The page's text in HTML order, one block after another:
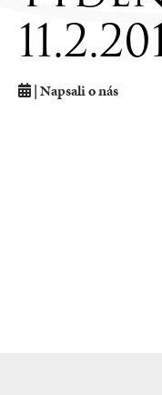
| Napsali o nás